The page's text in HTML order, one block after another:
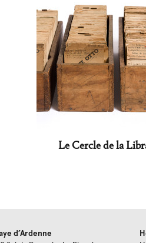
Le Cercle de la
d’Ardenne